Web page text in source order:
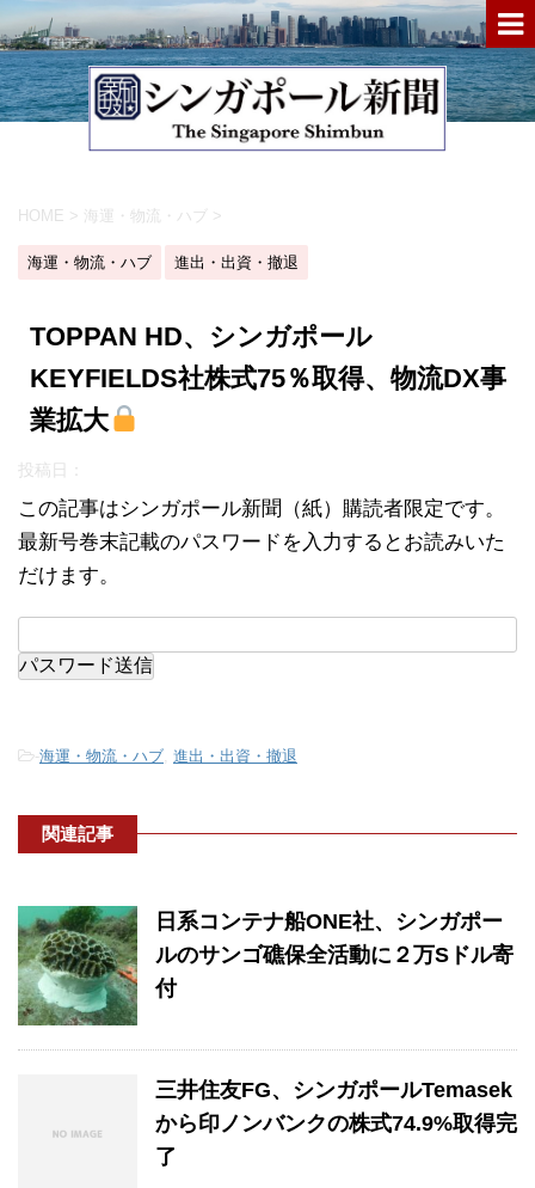
HOME > 海運・物流・ハブ >
海運・物流・ハブ 進出・出資・撤退
TOPPAN HD、シンガポール
KEYFIELDS社株式75％取得、物流DX事
業拡大
投稿日：
この記事はシンガポール新聞（紙）購読者限定です。
最新号巻末記載のパスワードを入力するとお読みいた
だけます。
-海運・物流・ハブ 進出・出資・撤退
関連記事
日系コンテナ船ONE社、シンガポー
ルのサンゴ礁保全活動に２万Sドル寄
付
三井住友FG、シンガポールTemasek
から印ノンバンクの株式74.9%取得完
了